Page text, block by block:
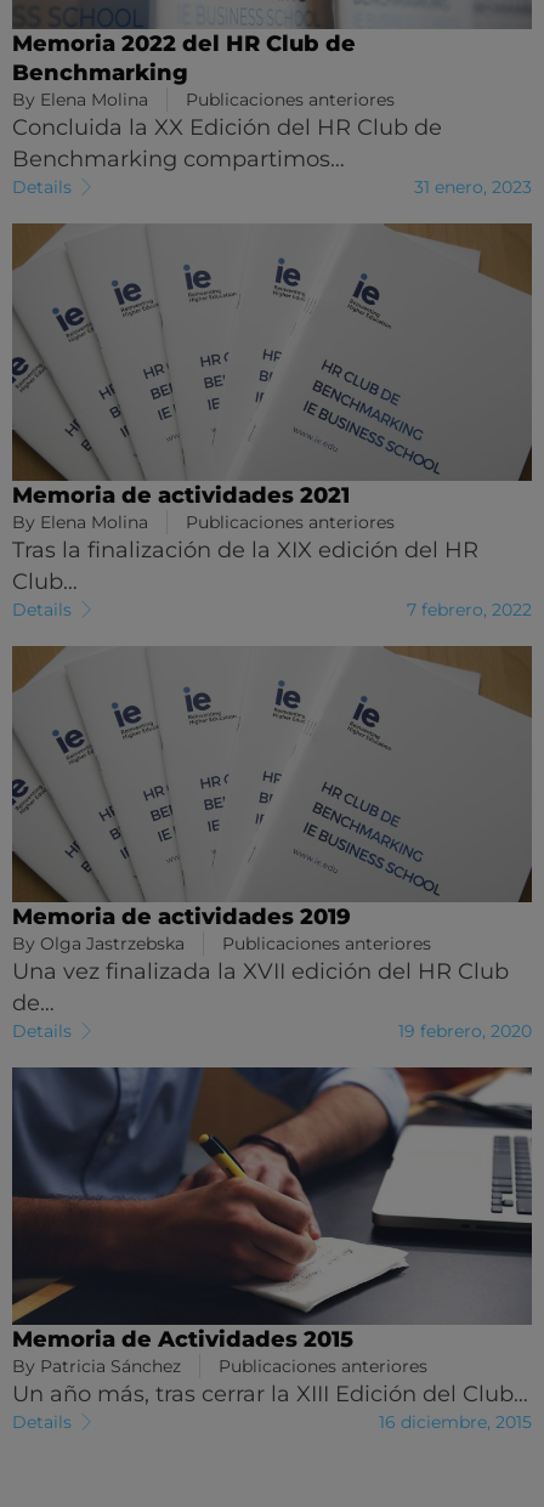
Memoria 2022 del HR Club de
Benchmarking
By Elena Molina Publicaciones anteriores
Concluida la XX Edición del HR Club de
Benchmarking compartimos…
Details 31 enero, 2023
Memoria de actividades 2021
By Elena Molina Publicaciones anteriores
Tras la finalización de la XIX edición del HR
Club…
Details 7 febrero, 2022
Memoria de actividades 2019
By Olga Jastrzebska Publicaciones anteriores
Una vez finalizada la XVII edición del HR Club
de…
Details 19 febrero, 2020
Memoria de Actividades 2015
By Patricia Sánchez Publicaciones anteriores
Un año más, tras cerrar la XIII Edición del Club…
Details 16 diciembre, 2015